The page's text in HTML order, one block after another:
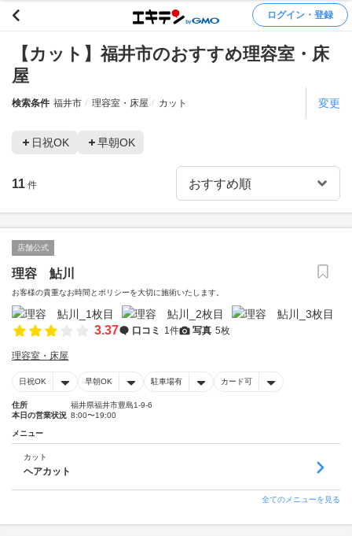
ログイン・登録
【カット】福井市のおすすめ理容室・床
屋
検索条件 福井市 理容室・床屋 カット 変更
日祝OK 早朝OK
11 件
店舗公式
理容 鮎川
お客様の貴重なお時間とポリシーを大切に施術いたします。
3.37 口コミ 1件 写真 5枚
理容室・床屋
日祝OK 早朝OK 駐車場有 カード可
住所
福井県福井市豊島1-9-6
本日の営業状況 8:00〜19:00
メニュー
カット
ヘアカット
全てのメニューを見る